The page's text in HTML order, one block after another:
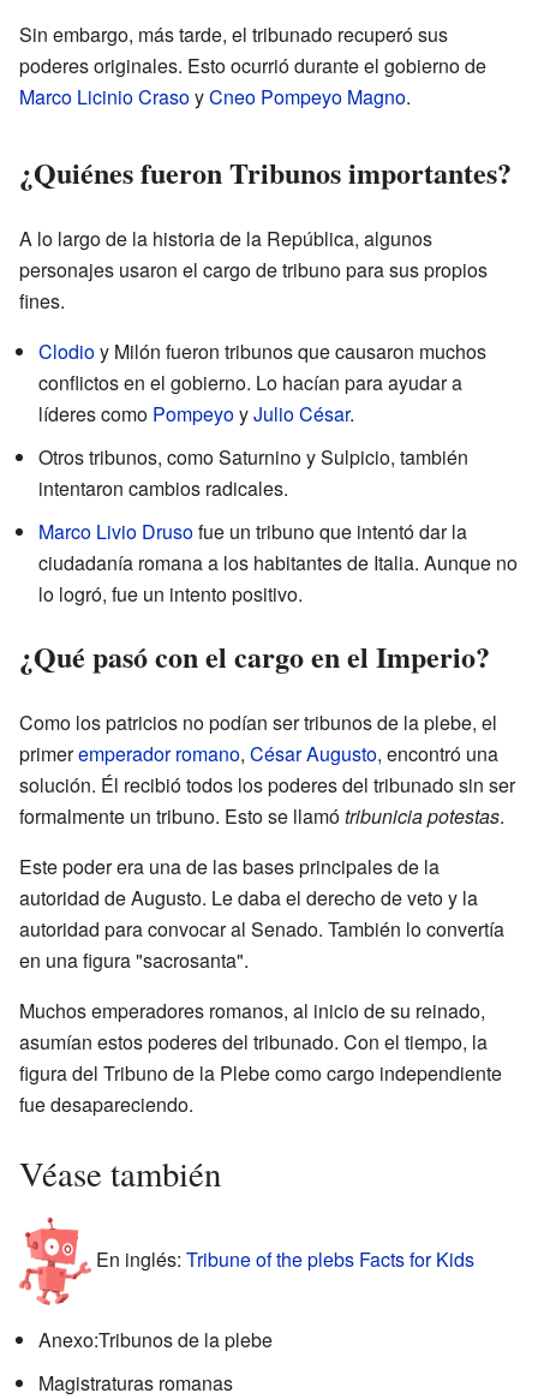
Sin embargo, más tarde, el tribunado recuperó sus
poderes originales. Esto ocurrió durante el gobierno de
Marco Licinio CrasoyCneo Pompeyo Magno.
¿Quiénes fueron Tribunos importantes?
A lo largo de la historia de la República, algunos
personajes usaron el cargo de tribuno para sus propios
fines.
Clodioy Milón fueron tribunos que causaron muchos
conflictos en el gobierno. Lo hacían para ayudar a
líderes como PompeyoyJulio César.
Otros tribunos, como Saturnino y Sulpicio, también
intentaron cambios radicales.
Marco Livio Drusofue un tribuno que intentó dar la
ciudadanía romana a los habitantes de Italia. Aunque no
lo logró, fue un intento positivo.
¿Qué pasó con el cargo en el Imperio?
Como los patricios no podían ser tribunos de la plebe, el
primeremperador romano, César Augusto, encontró una
solución. Él recibió todos los poderes del tribunado sin ser
formalmente un tribuno. Esto se llamótribunicia potestas.
Este poder era una de las bases principales de la
autoridad de Augusto. Le daba el derecho de veto y la
autoridad para convocar al Senado. También lo convertía
en una figura "sacrosanta".
Muchos emperadores romanos, al inicio de su reinado,
asumían estos poderes del tribunado. Con el tiempo, la
figura del Tribuno de la Plebe como cargo independiente
fue desapareciendo.
Véase también
En inglés: Tribune of the plebs Facts for Kids
Anexo:Tribunos de la plebe
Magistraturas romanas